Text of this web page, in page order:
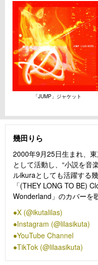
「JUMP」ジャケット
幾田りら
2000年9月25日生まれ、
として活動し、“小説を音
ルikuraとしても活躍する
「(THEY LONG TO BE)
Wonderland」のカバーを
KISSME映像ドキュメンタ
リ」を配信リリース。
「Answer」は、東京海上
能保障保険」ＣＭソング
守監督映画『竜とそばか
X (@ikutalilas)
Instagram (@lilasikuta)
YouTube Channel
TikTok (@lilaasikuta)